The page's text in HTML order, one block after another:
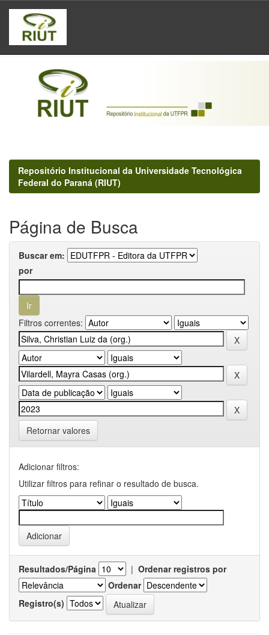
Skip
navigation
Repositório Institucional da Universidade Tecnológica
Federal do Paraná (RIUT)
Página de Busca
Buscar em:
por
Filtros correntes:
Retornar valores
Adicionar filtros:
Utilizar filtros para refinar o resultado de busca.
Resultados/Página | Ordenar registros por
Ordenar
Registro(s)